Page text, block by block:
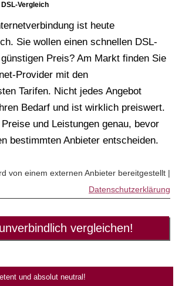
Vergleich
ist heute
Sie wollen einen schnellen DSL-
Preis? Am Markt finden Sie
Provider mit den
Tarifen. Nicht jedes Angebot
Bedarf und ist wirklich preiswert.
und Leistungen genau, bevor
bestimmten Anbieter entscheiden.
von einem externen Anbieter bereitgestellt |
Datenschutzerklärung
vergleichen!
und absolut neutral!